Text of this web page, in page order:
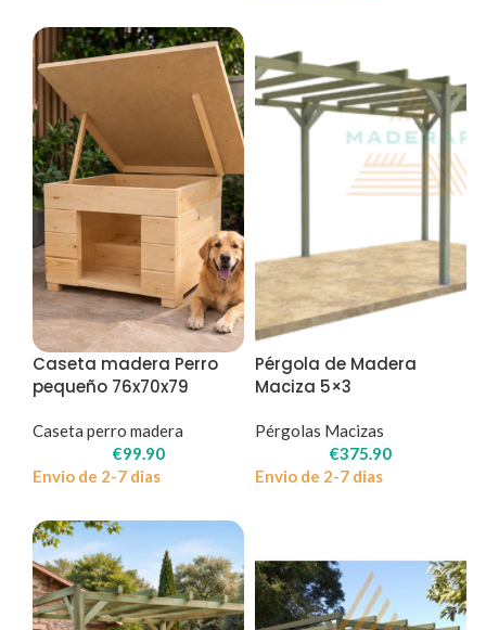
Caseta madera Perro
pequeño 76x70x79
Caseta perro madera
€99.90
Envio de 2-7 dias
Pérgola de Madera
Maciza 5×3
Pérgolas Macizas
€375.90
Envio de 2-7 dias